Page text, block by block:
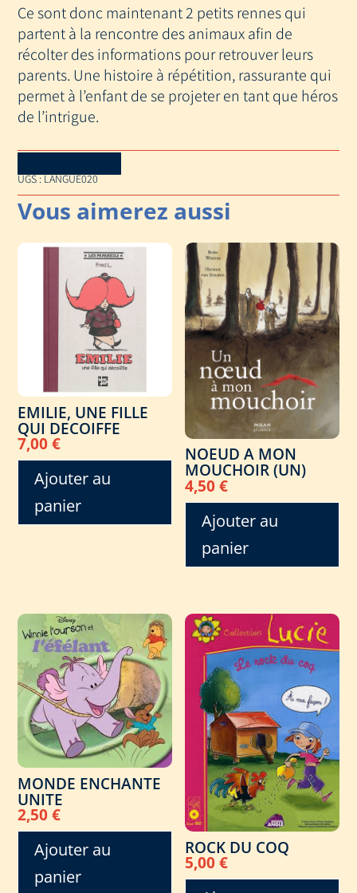
PAPA...
AVEC
TOI
!
Ce sont donc maintenant 2 petits rennes qui
partent à la rencontre des animaux afin de
récolter des informations pour retrouver leurs
parents. Une histoire à répétition, rassurante qui
permet à l’enfant de se projeter en tant que héros
de l’intrigue.
UGS :LANGUE020
EMILIE, UNE FILLE
QUI DECOIFFE
7,00€
Ajouter au
panier
NOEUD A MON
MOUCHOIR (UN)
4,50€
Ajouter au
panier
MONDE ENCHANTE
UNITE
2,50€
Ajouter au
panier
ROCK DU COQ
5,00€